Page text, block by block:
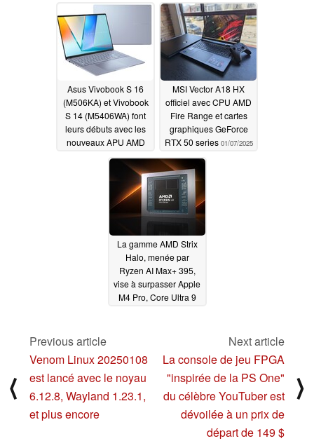
89901/09/2025
Asus Vivobook S 16
(M506KA) et Vivobook
S 14 (M5406WA) font
leurs débuts avec les
nouveaux APU AMD
01/07/2025
MSI Vector A18 HX
officiel avec CPU AMD
Fire Range et cartes
graphiques GeForce
RTX 50 series 01/07/2025
La gamme AMD Strix
Halo, menée par
Ryzen AI Max+ 395,
vise à surpasser Apple
M4 Pro, Core Ultra 9
01/07/2025
⟨
Previous article
Venom Linux 20250108
est lancé avec le noyau
6.12.8, Wayland 1.23.1,
et plus encore
Next article
La console de jeu FPGA
"inspirée de la PS One"
du célèbre YouTuber est
dévoilée à un prix de
départ de 149 $
⟩